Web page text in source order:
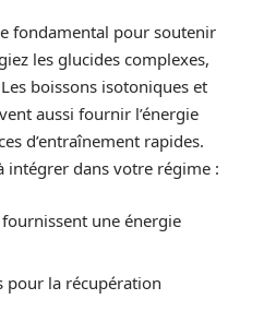
fondamental pour soutenir
les glucides complexes,
boissons isotoniques et
aussi fournir l’énergie
d’entraînement rapides.
intégrer dans votre régime :
fournissent une énergie
pour la récupération